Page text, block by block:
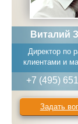
Виталий
Директор по
клиентами и
+7 (495)
Задать